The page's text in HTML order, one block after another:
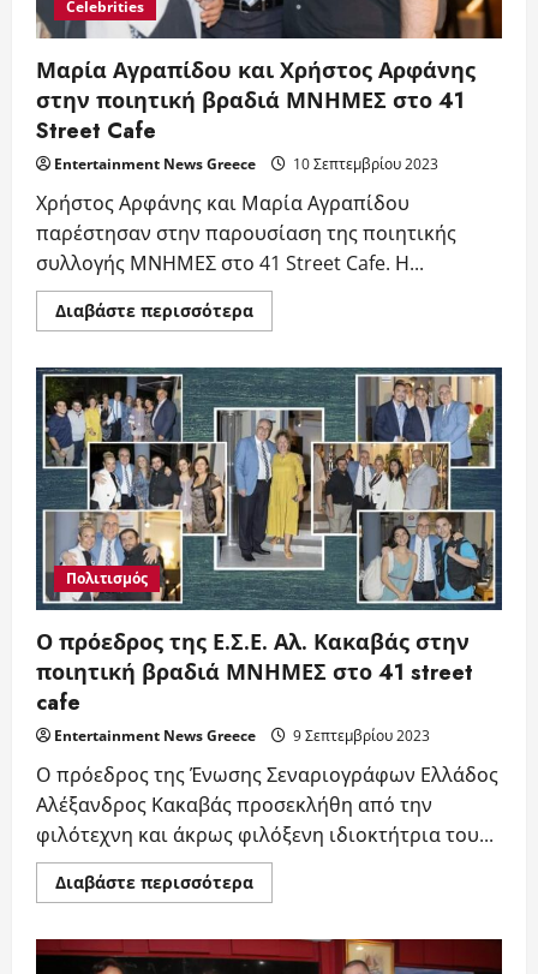
Celebrities
Μαρία Αγραπίδου και Χρήστος Αρφάνης
στην ποιητική βραδιά ΜΝΗΜΕΣ στο 41
Street Cafe
Entertainment News Greece 10 Σεπτεμβρίου 2023
Χρήστος Αρφάνης και Μαρία Αγραπίδου
παρέστησαν στην παρουσίαση της ποιητικής
συλλογής ΜΝΗΜΕΣ στο 41 Street Cafe. Η...
Διαβάστε περισσότεραRead
more
Αγραπίδου
και
Χρήστος
Αρφάνης
στην
ποιητική
βραδιά
ΜΝΗΜΕΣ
στο
41
Street
Cafe
Πολιτισμός
Ο πρόεδρος της Ε.Σ.Ε. Αλ. Κακαβάς στην
ποιητική βραδιά ΜΝΗΜΕΣ στο 41 street
cafe
Entertainment News Greece 9 Σεπτεμβρίου 2023
Ο πρόεδρος της Ένωσης Σεναριογράφων Ελλάδος
Αλέξανδρος Κακαβάς προσεκλήθη από την
φιλότεχνη και άκρως φιλόξενη ιδιοκτήτρια του...
Διαβάστε περισσότεραRead
more
πρόεδρος
της